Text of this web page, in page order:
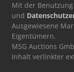
Mit der
und
Ausgewiesene
Eigentümern.
MSG Auctions
Inhalt verlinkter